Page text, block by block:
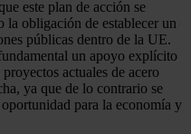
este plan de acción se
la obligación de establecer un
públicas dentro de la UE.
un apoyo explícito
actuales de acero
ya que de lo contrario se
para la economía y